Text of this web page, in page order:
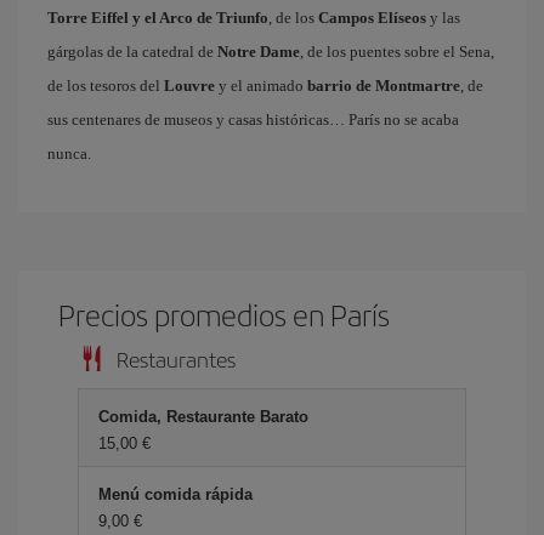
Torre Eiffel y el Arco de Triunfo , de los Campos Elíseos y las
gárgolas de la catedral de Notre Dame , de los puentes sobre el Sena,
de los tesoros del Louvre y el animado barrio de Montmartre , de
sus centenares de museos y casas históricas… París no se acaba
nunca.
Precios promedios en París
Restaurantes
Comida, Restaurante Barato
15,00 €
Menú comida rápida
9,00 €